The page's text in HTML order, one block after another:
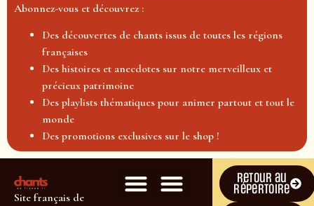
Abonnez-vous et découvrez :
Des découvertes de chants issus de toutes les régions
françaises
Des histoires et anecdotes sur notre merveilleux et
précieux patrimoine
Des playlists thématiques pour animer partout et tout le
monde
Des promotions exclusives sur le shop !
Site français de
Retour au
répertoire